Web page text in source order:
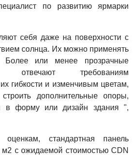
по развитию ярмарки
себя даже на поверхности с
солнца. Их можно применять
Более или менее прозрачные
требованиям
гибкости и изменчивым цветам,
дополнительные опоры,
в форму или дизайн здания ",
стандартная панель
с ожидаемой стоимостью CDN